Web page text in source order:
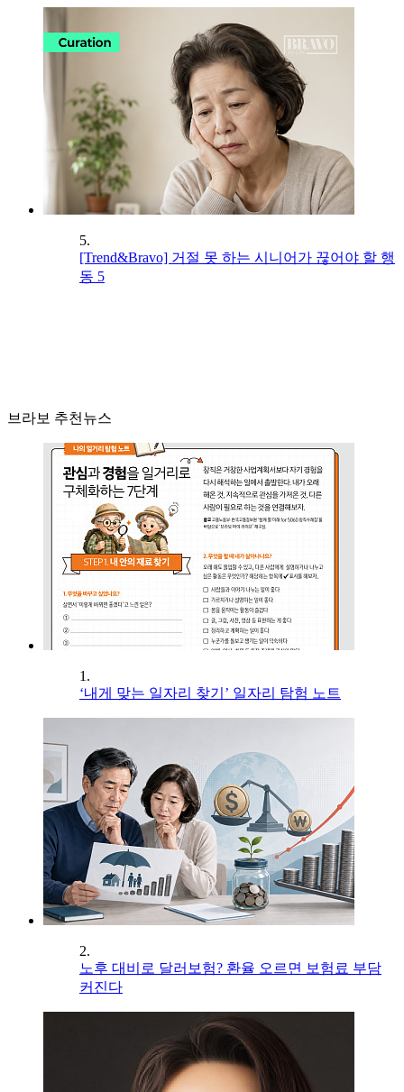
5.
[Trend&Bravo] 거절 못 하는 시니어가 끊어야 할 행
동 5
브라보 추천뉴스
1.
‘내게 맞는 일자리 찾기’ 일자리 탐험 노트
2.
노후 대비로 달러보험? 환율 오르면 보험료 부담
커진다